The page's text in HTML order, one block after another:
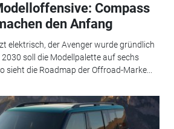
Compass
den Anfang
elektrisch, der Avenger wurde gründlich
soll die Modellpalette auf sechs
sieht die Roadmap der Offroad-Marke...